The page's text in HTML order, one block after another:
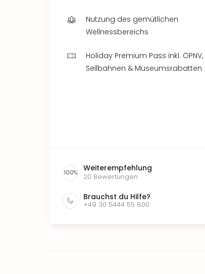
Nutzung des gemütlichen
Wellnessbereichs
Holiday Premium Pass inkl. ÖPNV,
Seilbahnen & Museumsrabatten
100% Weiterempfehlung
20 Bewertungen
Brauchst du Hilfe?
+49 30 5444 55 800